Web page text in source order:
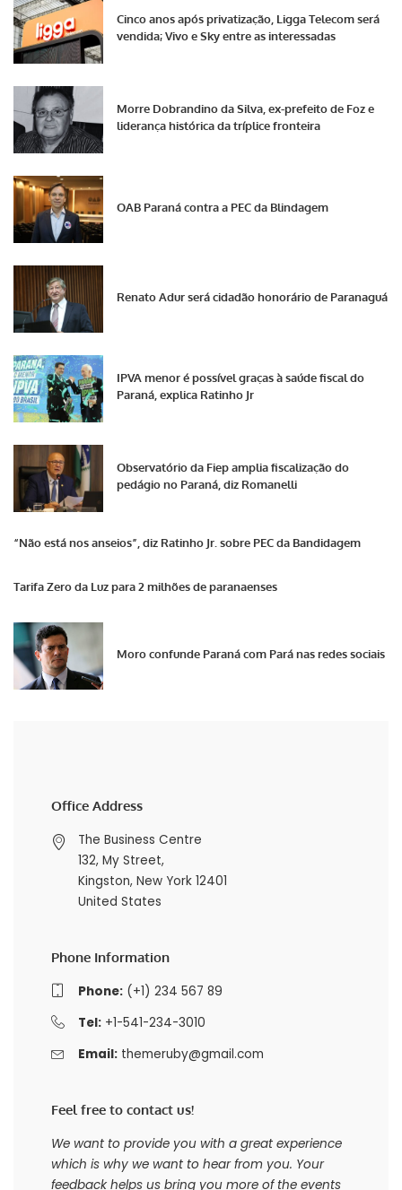
Cinco anos após privatização, Ligga Telecom será
vendida; Vivo e Sky entre as interessadas
Morre Dobrandino da Silva, ex-prefeito de Foz e
liderança histórica da tríplice fronteira
OAB Paraná contra a PEC da Blindagem
Renato Adur será cidadão honorário de Paranaguá
IPVA menor é possível graças à saúde fiscal do
Paraná, explica Ratinho Jr
Observatório da Fiep amplia fiscalização do
pedágio no Paraná, diz Romanelli
“Não está nos anseios”, diz Ratinho Jr. sobre PEC da Bandidagem
Tarifa Zero da Luz para 2 milhões de paranaenses
Moro confunde Paraná com Pará nas redes sociais
Office Address
The Business Centre
132, My Street,
Kingston, New York 12401
United States
Phone Information
Phone:(+1) 234 567 89
Tel:+1-541-234-3010
Email: themeruby@gmail.com
Feel free to contact us!
We want to provide you with a great experience
which is why we want to hear from you. Your
feedback helps us bring you more of the events